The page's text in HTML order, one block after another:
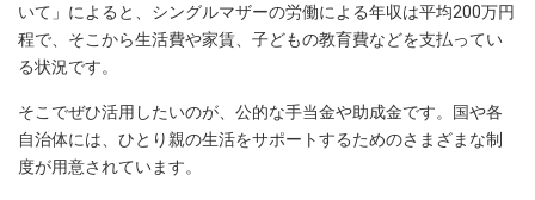
いて」によると、シングルマザーの労働による年収は平均200万円
程で、そこから生活費や家賃、子どもの教育費などを支払ってい
る状況です。
そこでぜひ活用したいのが、公的な手当金や助成金です。国や各
自治体には、ひとり親の生活をサポートするためのさまざまな制
度が用意されています。